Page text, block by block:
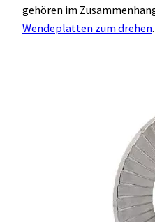
gehören im
Wendeplatten zum drehen.